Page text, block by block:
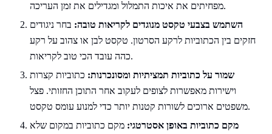
מפחיתים את איכות התמלול ומגדילים את זמן העריכה.
השתמש בצבעי טקסט מנוגדים לקריאות טובה: בחר ניגודים
חזקים בין הכתוביות לרקע הסרטון. טקסט לבן או צהוב על רקע
כהה עובד הכי טוב לקריאות.
שמור על כתוביות תמציתיות ומסונכרנות: כתוביות קצרות
וישירות מאפשרות לצופים לעקוב אחר התוכן החזותי. פצל
משפטים ארוכים לשורות קטנות יותר כדי למנוע עומס טקסט.
מקם כתוביות באופן אסטרטגי: מקם כתוביות במקום שלא